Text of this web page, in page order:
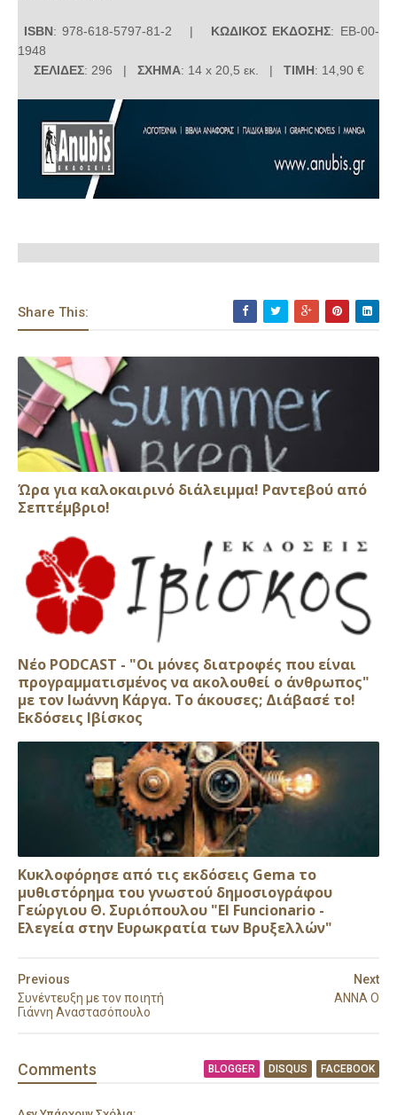
ISBN: 978-618-5797-81-2 | ΚΩΔΙΚΟΣ ΕΚΔΟΣΗΣ: ΕΒ-00-
1948
ΣΕΛΙΔΕΣ: 296 | ΣΧΗΜΑ: 14 x 20,5 εκ. | ΤΙΜΗ: 14,90 €
Share This:
Ώρα για καλοκαιρινό διάλειμμα! Ραντεβού από
Σεπτέμβριο!
Νέο PODCAST - "Οι μόνες διατροφές που είναι
προγραμματισμένος να ακολουθεί ο άνθρωπος"
με τον Ιωάννη Κάργα. Το άκουσες; Διάβασέ το!
Εκδόσεις Ιβίσκος
Κυκλοφόρησε από τις εκδόσεις Gema το
μυθιστόρημα του γνωστού δημοσιογράφου
Γεώργιου Θ. Συριόπουλου "El Funcionario -
Ελεγεία στην Ευρωκρατία των Βρυξελλών"
Next
ΑΝΝΑ Ο
Previous
Συνέντευξη με τον ποιητή
Γιάννη Αναστασόπουλο
Comments BLOGGER DISQUS FACEBOOK